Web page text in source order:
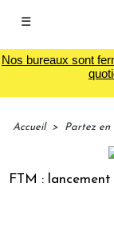
☰
Nos bureaux sont
Accueil > Partez en
: lancement des